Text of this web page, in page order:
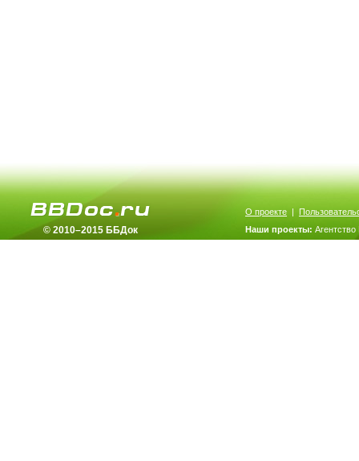
© 2010–2015 ББДок
О проекте |
Наши проекты: